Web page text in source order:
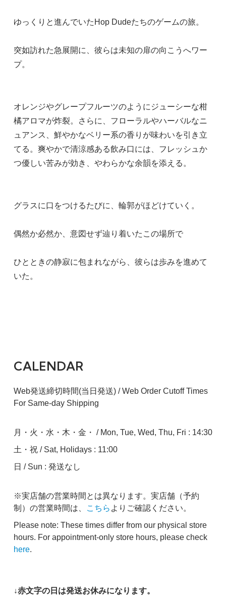
ゆっくりと進んでいたHop Dudeたちのゲームの旅。
突如訪れた急展開に、彼らは未知の扉の向こうへワー
プ。
オレンジやグレープフルーツのようにジューシーな柑
橘アロマが炸裂。さらに、フローラルやハーバルなニ
ュアンス、鮮やかなベリー系の香りが味わいを引き立
てる。爽やかで清涼感ある飲み口には、フレッシュか
つ優しい苦みが効き、やわらかな余韻を添える。
グラスに口をつけるたびに、輪郭がほどけていく。
偶然か必然か、意図せず辿り着いたこの場所で
ひとときの静寂に包まれながら、彼らは歩みを進めて
いた。
CALENDAR
Web発送締切時間(当日発送) / Web Order Cutoff Times
For Same-day Shipping
月・火・水・木・金・ / Mon, Tue, Wed, Thu, Fri : 14:30
土・祝 / Sat, Holidays : 11:00
日 / Sun : 発送なし
※実店舗の営業時間とは異なります。実店舗（予約
制）の営業時間は、
こちら よりご確認ください。
Please note: These times differ from our physical store
hours. For appointment-only store hours, please check
here.
↓赤文字の日は発送お休みになります。